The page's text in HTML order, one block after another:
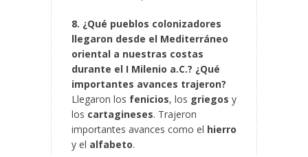
8. ¿Qué pueblos colonizadores
llegaron desde el Mediterráneo
oriental a nuestras costas
durante el I Milenio a.C.? ¿Qué
importantes avances trajeron?
Llegaron los fenicios, los griegos y
los cartagineses. Trajeron
importantes avances como el hierro
y el alfabeto.